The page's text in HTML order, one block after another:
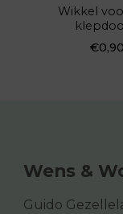
Wikkel
€0,90
Wens &
Guido